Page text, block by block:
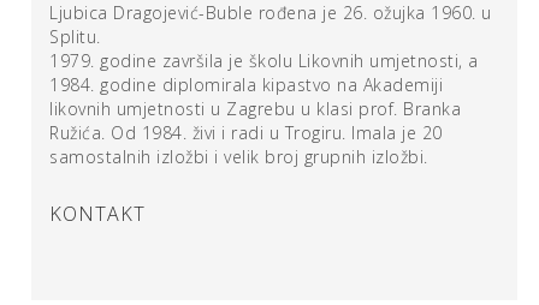
Ljubica Dragojević-Buble rođena je 26. ožujka 1960. u
Splitu.
1979. godine završila je školu Likovnih umjetnosti, a
1984. godine diplomirala kipastvo na Akademiji
likovnih umjetnosti u Zagrebu u klasi prof. Branka
Ružića. Od 1984. živi i radi u Trogiru. Imala je 20
samostalnih izložbi i velik broj grupnih izložbi.
KONTAKT